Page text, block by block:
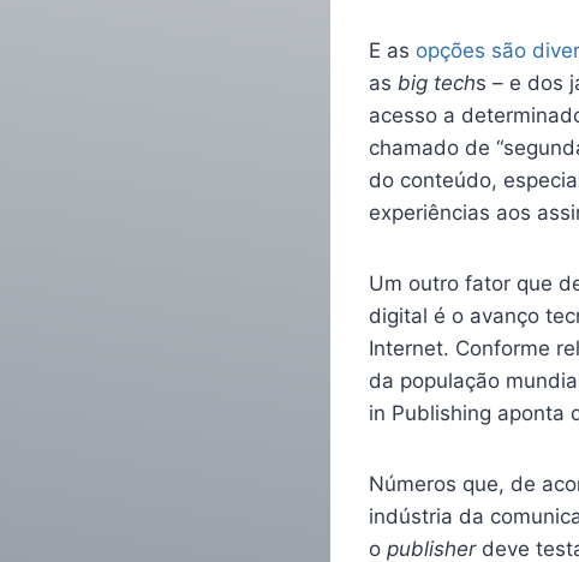
E as opções são
as big techs – e dos
acesso a
chamado de
do conteúdo,
experiências aos
Um outro fator que
digital é o avanço
Internet. Conforme
da população
in Publishing aponta
Números que, de
indústria da
o publisherdeve